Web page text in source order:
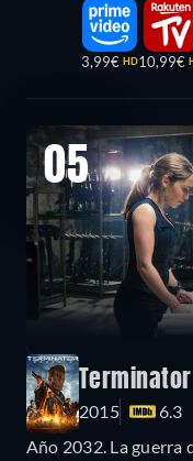
3,99€ HD10,99€
05
2015
6.3
Año 2032. La guerra